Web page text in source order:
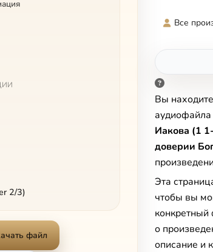
2/3)
файл
Все
Вы
аудиофайла
Иакова (1
доверии
Эта
чтобы вы
о
описание и